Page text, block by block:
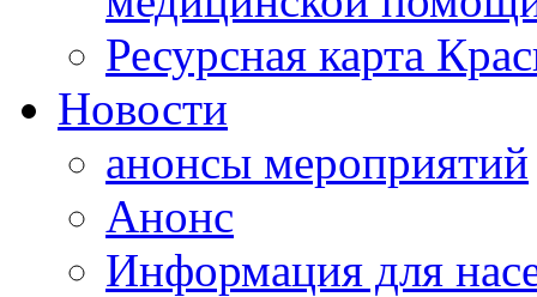
Ресурсная карта
Новости
анонсы мероприятий
Анонс
Информация для